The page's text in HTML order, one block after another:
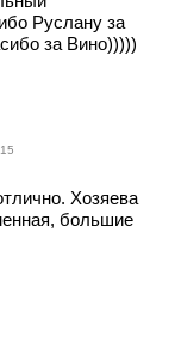
Руслану за
за Вино)))))
Хозяева
большие